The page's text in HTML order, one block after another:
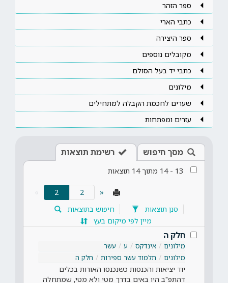
ספר הזהר
כתבי הארי
ספר היצירה
מקובלים נוספים
כתבי יד בעל הסולם
מילונים
שערים לחכמת הקבלה למתחילים
עזרים ומפתחות
מסך חיפוש רשימת תוצאות
13
-
14 מתוך14 תוצאות
«
2
סנן תוצאות
חיפוש בתוצאות
מיין לפי מיקום בעץ
חלק ה
מילונים אינדקס ע
עשר
מילונים
תלמוד עשר ספירות חלק ה
יוד יציאות והכנסות כשנכנסו האורות בכלים
דהתפ"ב היו באים בדרך מטי ולא מטי, שמתחלה